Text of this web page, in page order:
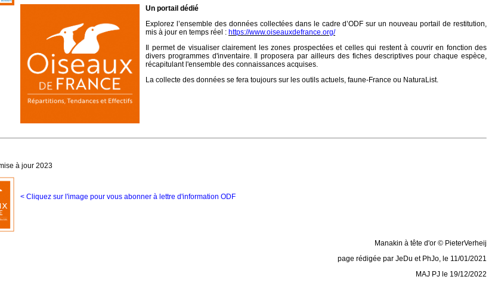
Un portail dédié
Explorez l’ensemble des données collectées dans le cadre d’ODF sur un nouveau portail de restitution,
mis à jour en temps réel : https://www.oiseauxdefrance.org/
Il permet de visualiser clairement les zones prospectées et celles qui restent à couvrir en fonction des
divers programmes d'inventaire. Il proposera par ailleurs des fiches descriptives pour chaque espèce,
récapitulant l'ensemble des connaissances acquises.
La collecte des données se fera toujours sur les outils actuels, faune-France ou NaturaList.
à jour 2023
< Cliquez sur l'image pour vous abonner à lettre d'information ODF
Manakin à tête d'or © PieterVerheij
page rédigée par JeDu et PhJo, le 11/01/2021
MAJ PJ le 19/12/2022